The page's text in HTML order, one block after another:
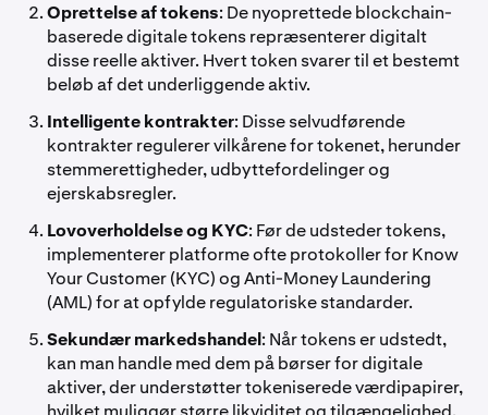
Oprettelse af tokens: De nyoprettede blockchain-
baserede digitale tokens repræsenterer digitalt
disse reelle aktiver. Hvert token svarer til et bestemt
beløb af det underliggende aktiv.
Intelligente kontrakter: Disse selvudførende
kontrakter regulerer vilkårene for tokenet, herunder
stemmerettigheder, udbyttefordelinger og
ejerskabsregler.
Lovoverholdelse og KYC: Før de udsteder tokens,
implementerer platforme ofte protokoller for Know
Your Customer (KYC) og Anti-Money Laundering
(AML) for at opfylde regulatoriske standarder.
Sekundær markedshandel: Når tokens er udstedt,
kan man handle med dem på børser for digitale
aktiver, der understøtter tokeniserede værdipapirer,